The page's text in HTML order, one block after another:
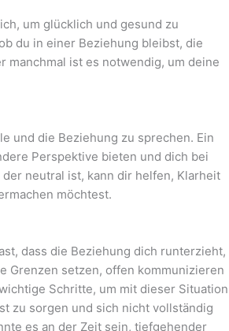
um glücklich und gesund zu
du in einer Beziehung bleibst, die
manchmal ist es notwendig, um deine
und die Beziehung zu sprechen. Ein
Perspektive bieten und dich bei
neutral ist, kann dir helfen, Klarheit
möchtest.
dass die Beziehung dich runterzieht,
Grenzen setzen, offen kommunizieren
Schritte, um mit dieser Situation
zu sorgen und sich nicht vollständig
es an der Zeit sein, tiefgehender